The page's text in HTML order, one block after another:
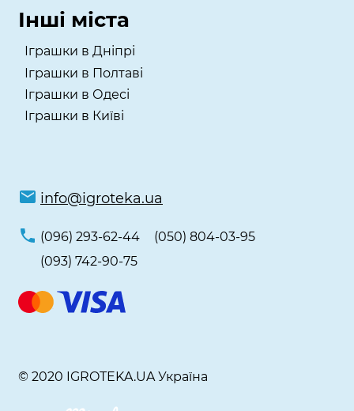
Інші міста
Іграшки в Дніпрі
Іграшки в Полтаві
Іграшки в Одесі
Іграшки в Київі
info@igroteka.ua
(096) 293-62-44
(050) 804-03-95
(093) 742-90-75
© 2020 IGROTEKA.UA Україна